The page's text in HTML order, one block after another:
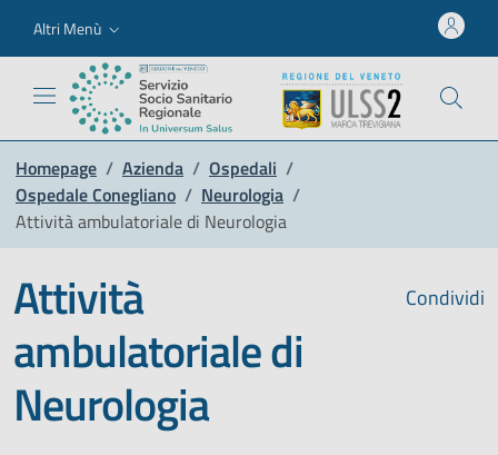
Altri Menù
Homepage / Azienda / Ospedali /
Ospedale Conegliano / Neurologia /
Attività ambulatoriale di Neurologia
Condividi
Attività
ambulatoriale di
Neurologia